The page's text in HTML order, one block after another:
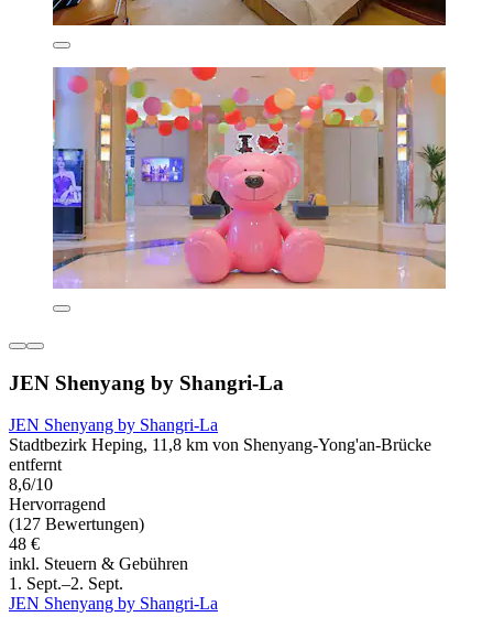
JEN Shenyang by Shangri-La
JEN Shenyang by Shangri-La
Stadtbezirk Heping, 11,8 km von Shenyang-Yong'an-Brücke
entfernt
8,6/10
Hervorragend
(127 Bewertungen)
48 €
inkl. Steuern & Gebühren
1. Sept.–2. Sept.
JEN Shenyang by Shangri-La